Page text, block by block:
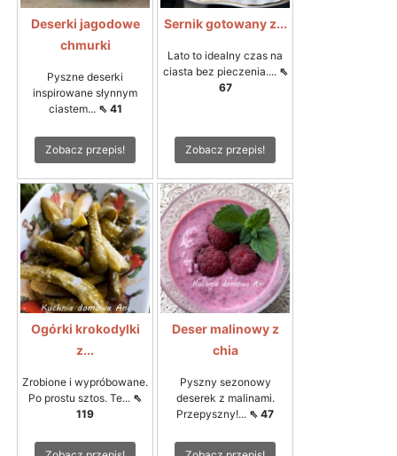
Deserki jagodowe
chmurki
Pyszne deserki
inspirowane słynnym
ciastem... ⇖ 41
Zobacz przepis!
Sernik gotowany z...
Lato to idealny czas na
ciasta bez pieczenia.... ⇖
67
Zobacz przepis!
Ogórki krokodylki
z...
Zrobione i wypróbowane.
Po prostu sztos. Te... ⇖
119
Deser malinowy z
chia
Pyszny sezonowy
deserek z malinami.
Przepyszny!... ⇖ 47